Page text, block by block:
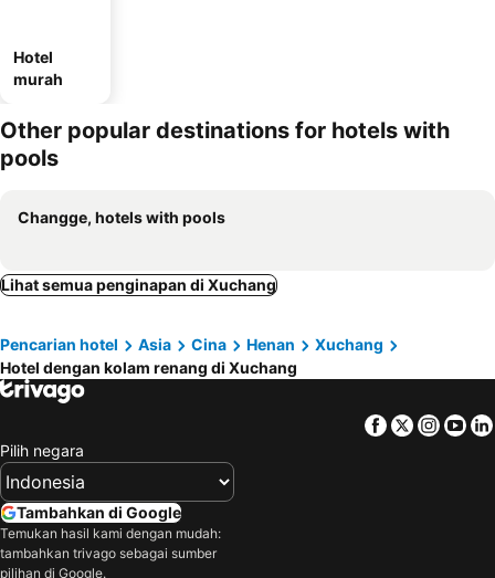
Hotel
murah
Other popular destinations for hotels with
pools
Changge, hotels with pools
Lihat semua penginapan di Xuchang
Pencarian hotel Asia Cina Henan
Xuchang
Hotel dengan kolam renang di Xuchang
Facebook
Twitter
Pilih negara
Tambahkan di Google
Temukan hasil kami dengan mudah:
tambahkan trivago sebagai sumber
pilihan di Google.